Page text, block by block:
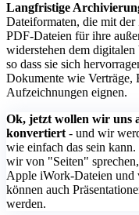
Langfristige
Dateiformaten, die mit
PDF-Dateien für ihre
widerstehen dem
so dass sie sich
Dokumente wie Verträge,
Aufzeichnungen eignen.
Ok, jetzt wollen wir uns
konvertiert - und wir
wie einfach das sein
wir von "Seiten"
Apple iWork-Dateien und
können auch
werden.